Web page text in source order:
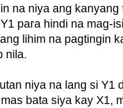
na niya ang
para hindi na mag-
lihim na pagtingin
nila.
niya na lang si Y1
bata siya kay X1,